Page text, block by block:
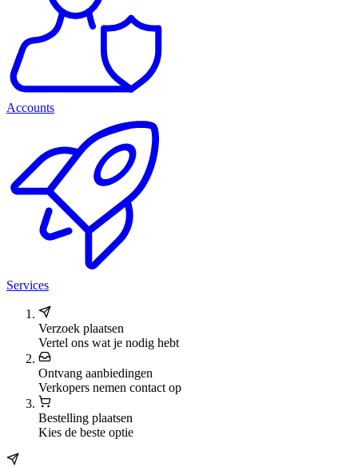
Accounts
Services
Verzoek plaatsen
Vertel ons wat je nodig hebt
Ontvang aanbiedingen
Verkopers nemen contact op
Bestelling plaatsen
Kies de beste optie